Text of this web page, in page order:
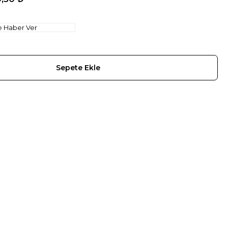
Haber Ver